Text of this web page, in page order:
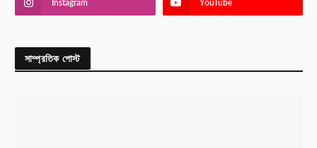
Instagram YouTube
সাম্প্রতিক পোস্ট